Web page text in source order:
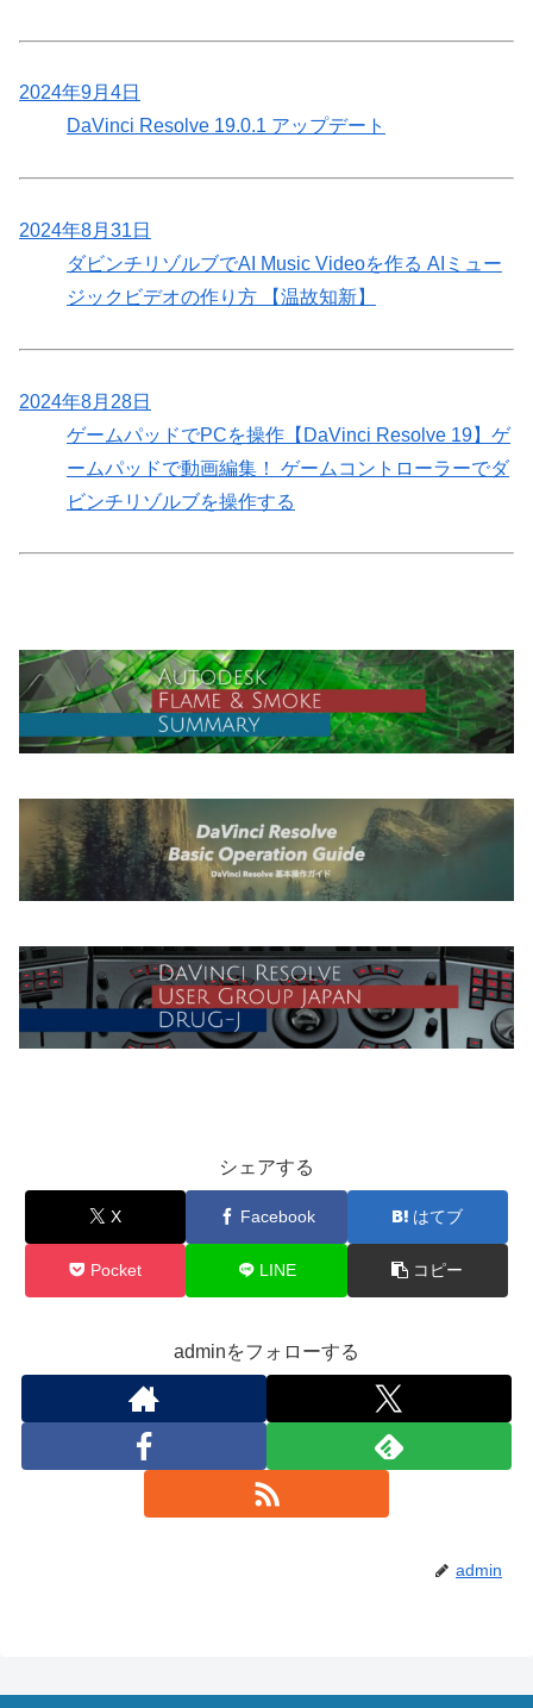
2024年9月4日
DaVinci Resolve 19.0.1 アップデート
2024年8月31日
ダビンチリゾルブでAI Music Videoを作る AIミュー
ジックビデオの作り方 【温故知新】
2024年8月28日
ゲームパッドでPCを操作【DaVinci Resolve 19】ゲ
ームパッドで動画編集！ ゲームコントローラーでダ
ビンチリゾルブを操作する
シェアする
X Facebook はてブ
Pocket LINE コピー
adminをフォローする
admin